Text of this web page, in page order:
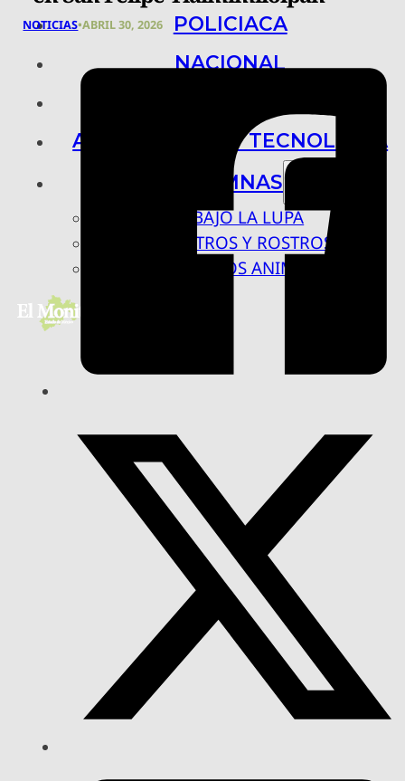
POLICIACA
NACIONAL
ARTE, CIENCIA Y TECNOLOGÍA
COLUMNAS
BAJO LA LUPA
RASTROS Y ROSTROS
VÍNCULOS ANIMALES
NOTICIAS•ABRIL 30, 2026